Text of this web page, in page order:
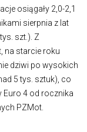
osiągały 2,0-2,1
sierpnia z lat
szt.). Z
na starcie roku
dziwi po wysokich
5 tys. sztuk), co
Euro 4 od rocznika
PZMot.